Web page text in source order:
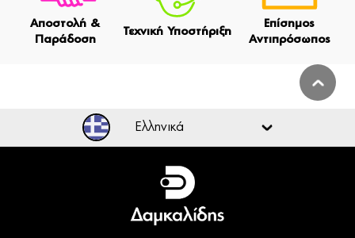
Αποστολή &
Παράδοση
Τεχνική Υποστήριξη
Επίσημος
Αντιπρόσωπος
Ελληνικά
Ελληνικά
English